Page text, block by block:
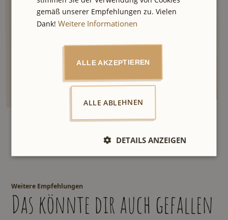
Ich stimme den
Weitere Empfehlungen
Das könnte dir auch gefallen
gemäß unserer Empfehlungen zu. Vielen
Dank!Weitere Informationen
ALLE AKZEPTIEREN
ALLE ABLEHNEN
DETAILS ANZEIGEN